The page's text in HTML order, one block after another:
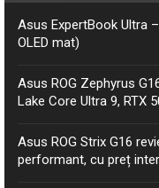
Asus ExpertBook Ultra
OLED mat)
Asus ROG Zephyrus
Lake Core Ultra 9, RTX
Asus ROG Strix G16
performant, cu preț